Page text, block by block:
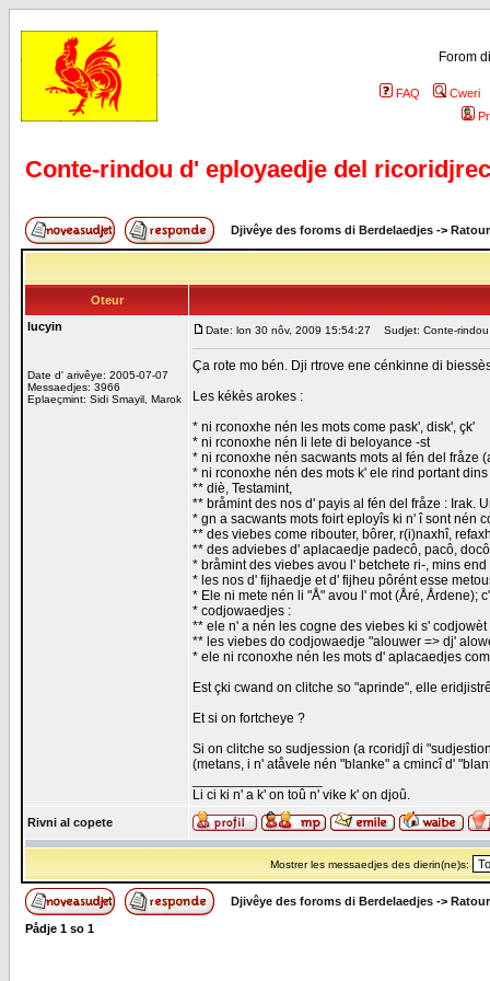
Forom
FAQ
Cweri
Conte-rindou d' eployaedje del
Djivêye des foroms di Berdelaedjes ->
Oteur
lucyin
Date d' arivêye: 2005-07-07
Messaedjes: 3966
Eplaeçmint: Sidi Smayil, Marok
Date: lon 30 nôv, 2009 15:54:27 Sudjet: Conte-
Ça rote mo bén. Dji rtrove ene cénkinne di
Les kékès arokes :
* ni rconoxhe nén les mots come pask', disk', çk'
* ni rconoxhe nén li lete di beloyance -st
* ni rconoxhe nén sacwants mots al fén del fråze
* ni rconoxhe nén des mots k' ele rind portant
** diè, Testamint,
** bråmint des nos d' payis al fén del fråze : Irak.
* gn a sacwants mots foirt eployîs ki n' î sont nén
** des viebes come ribouter, bôrer, r(i)naxhî,
** des adviebes d' aplacaedje padecô, pacô,
* bråmint des viebes avou l' betchete ri-, mins end
* les nos d' fijhaedje et d' fijheu pôrént esse
* Ele ni mete nén li "Å" avou l' mot (Åré, Årdene);
* codjowaedjes :
** ele n' a nén les cogne des viebes ki s'
** les viebes do codjowaedje "alouwer => dj'
* ele ni rconoxhe nén les mots d' aplacaedjes
Est çki cwand on clitche so "aprinde", elle
Et si on fortcheye ?
Si on clitche so sudjession (a rcoridjî di
(metans, i n' atåvele nén "blanke" a cmincî d'
Li ci ki n' a k' on toû n' vike k' on djoû.
Rivni al copete
Mostrer les messaedjes des dierin(ne)s:
Djivêye des foroms di Berdelaedjes ->
Pådje 1 so 1